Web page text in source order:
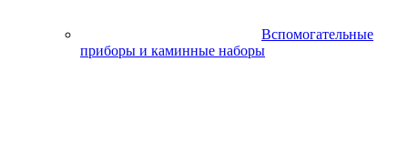
Вспомогательные
приборы и каминные наборы